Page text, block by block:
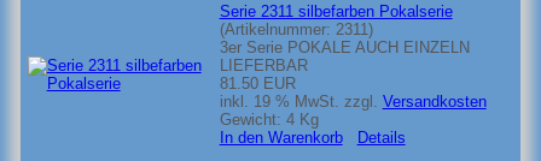
Serie 2311 silbefarben Pokalserie
(Artikelnummer: 2311)
3er Serie POKALE AUCH EINZELN
LIEFERBAR
81.50 EUR
inkl. 19 % MwSt. zzgl. Versandkosten
Gewicht: 4 Kg
In den Warenkorb
Details